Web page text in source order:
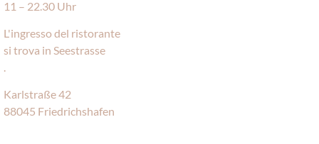
11 – 22.30 Uhr
L'ingresso del ristorante
si trova in Seestrasse
.
Karlstraße 42
88045 Friedrichshafen